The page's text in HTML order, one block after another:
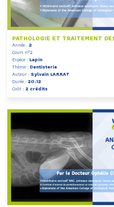
PATHOLOGIE ET TRAITEMENT
Année : 2
Cours n°2
Espèce : Lapin
Thème : Dentisterie
Auteur :Sylvain LARRAT
Durée : 20:12
Coût : 2 crédits